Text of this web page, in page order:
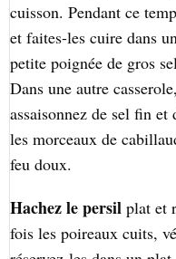
cuisson. Pendant ce
et faites-les cuire dans
petite poignée de gros
Dans une autre
assaisonnez de sel fin
les morceaux de
feu doux.
Hachez le persilplat et
fois les poireaux cuits,